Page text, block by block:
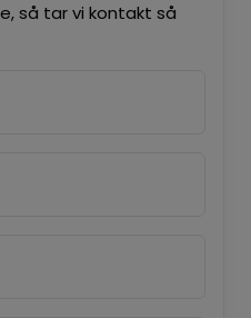
så tar vi kontakt så